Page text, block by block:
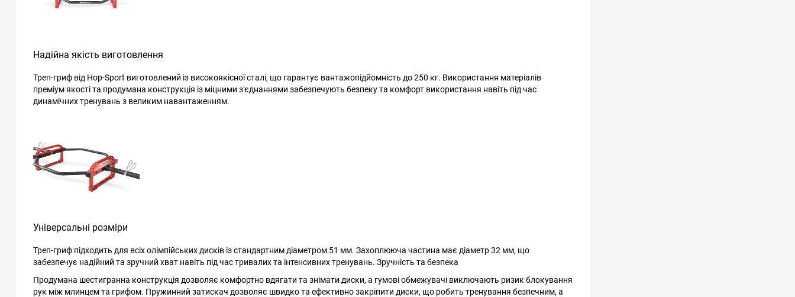
Надійна якість виготовлення
Треп-гриф від Hop-Sport виготовлений із високоякісної сталі, що гарантує вантажопідйомність до 250 кг. Використання матеріалів
преміум якості та продумана конструкція із міцними з'єднаннями забезпечують безпеку та комфорт використання навіть під час
динамічних тренувань з великим навантаженням.
Універсальні розміри
Треп-гриф підходить для всіх олімпійських дисків із стандартним діаметром 51 мм. Захоплююча частина має діаметр 32 мм, що
забезпечує надійний та зручний хват навіть під час тривалих та інтенсивних тренувань. Зручність та безпека
Продумана шестигранна конструкція дозволяє комфортно вдягати та знімати диски, а гумові обмежувачі виключають ризик блокування
рук між млинцем та грифом. Пружинний затискач дозволяє швидко та ефективно закріпити диски, що робить тренування безпечним, а